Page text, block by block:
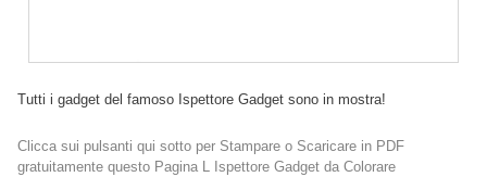
Tutti i gadget del famoso Ispettore Gadget sono in mostra!
Clicca sui pulsanti qui sotto per Stampare o Scaricare in PDF
gratuitamente questo Pagina L Ispettore Gadget da Colorare